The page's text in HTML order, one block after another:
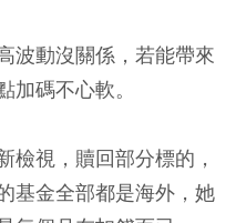
波動沒關係，若能帶來
加碼不心軟。
檢視，贖回部分標的，
基金全部都是海外，她